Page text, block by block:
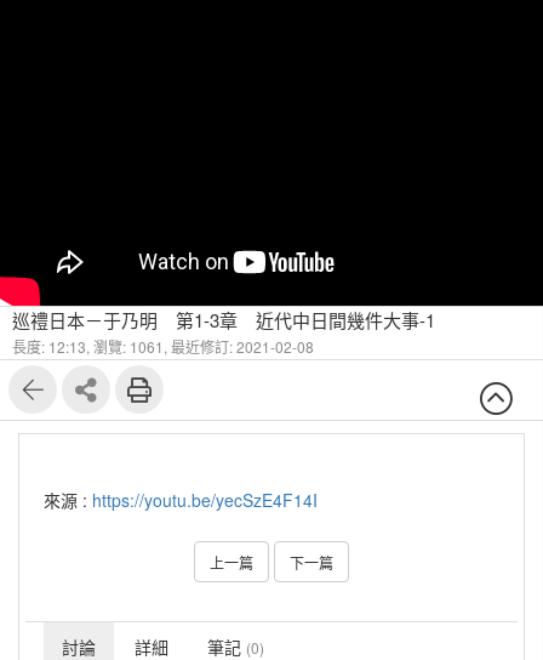
巡禮日本－于乃明 第1-3章 近代中日間幾件大事-1
長度: 12:13, 瀏覽: 1061, 最近修訂: 2021-02-08
來源 : https://youtu.be/yecSzE4F14I
上一篇 下一篇
討論 詳細 筆記 (0)